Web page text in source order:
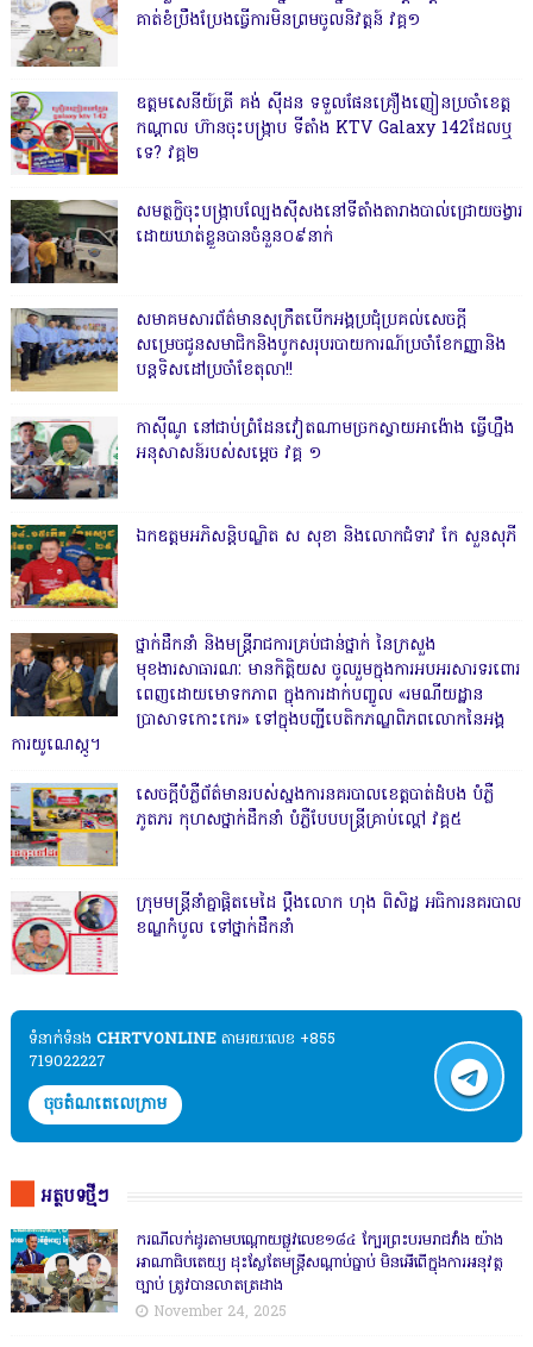
គាត់ខំប្រឹងប្រែងធ្វើការមិនព្រមចូលនិវត្តន៍ វគ្គ១
ឧត្តមសេនីយ៍ត្រី គង់ ស៊ីដន ទទួលផែនគ្រឿងញៀនប្រចាំខេត្ត
កណ្តាល ហ៊ានចុះបង្ក្រាប ទីតាំង KTV Galaxy 142ដែលឬ
ទេ? វគ្គ២
សមត្ថកិ្ចចុះបង្ក្រាបល្បែងស៊ីសងនៅទីតាំងតារាងបាល់ជ្រោយចង្វារ
ដោយឃាត់ខ្លួនបានចំនួន០៩នាក់
សមាគមសារព័ត៌មានសុក្រឹតបើកអង្គប្រជុំប្រគល់សេចក្តី
សម្រេចជូនសមាជិកនិងបូកសរុបរបាយការណ៍ប្រចាំខែកញ្ញានិង
បន្តទិសដៅប្រចាំខែតុលា!!
កាសុីណូ នៅជាប់ព្រំដែនវៀតណាមច្រកស្វាយអាង៉ោង ធ្វើហ្នឹង
អនុសាសន៍របស់សម្ដេច វគ្គ ១
ឯកឧត្តមអភិសន្តិបណ្ឌិត ស សុខា និងលោកជំទាវ កែ សួនសុភី
ថ្នាក់ដឹកនាំ និងមន្ត្រីរាជការគ្រប់ជាន់ថ្នាក់ នៃក្រសួង
មុខងារសាធារណៈ មានកិត្តិយស ចូលរួមក្នុងការអបអរសារទរពោរ
ពេញដោយមោទកភាព ក្នុងការដាក់បញ្ចូល «រមណីយដ្ឋាន
ប្រាសាទកោះកេរ» ទៅក្នុងបញ្ជីបេតិកភណ្ឌពិភពលោកនៃអង្គ
ការយូណេស្កូ។
សេចក្តីបំភ្លឺព័ត៌មានរបស់ស្នងការនគរបាលខេត្តបាត់ដំបង បំភ្លឺ
ភូតភរ កុហសថ្នាក់ដឹកនាំ បំភ្លឺបែបបន្ត្រីគ្រាប់ល្ពៅ វគ្គ៥
ក្រុមមន្ត្រីនាំគ្នាផ្ដិតមេដៃ ប្ដឹងលោក ហុង ពិសិដ្ឋ អធិការនគរបាល
ខណ្ឌកំបូល ទៅថ្នាក់ដឹកនាំ
ទំនាក់ទំនង​​ CHRTVONLINE តាមរយៈលេខ +855
719022227
ចុចតំណតេលេក្រាម
អត្ថបទថ្មីៗ
ករណីលក់ដូរតាមបណ្តោយផ្លូវលេខ១៨៤ ក្បែរព្រះបរមរាជវាំង យ៉ាង
អាណាធិបតេយ្យ ដុះស្លែតែមន្ត្រីសណ្តាប់ធ្នាប់ មិនអើពើក្នុងការអនុវត្ត
ច្បាប់ ត្រូវបានលាតត្រដាង
November 24, 2025